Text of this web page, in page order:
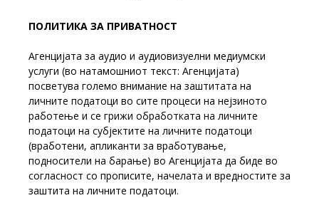
ПОЛИТИКА ЗА ПРИВАТНОСТ
Агенцијата за аудио и аудиовизуелни медиумски
услуги (во натамошниот текст: Агенцијата)
посветува големо внимание на заштитата на
личните податоци во сите процеси на нејзиното
работење и се грижи обработката на личните
податоци на субјектите на личните податоци
(вработени, апликанти за вработување,
подносители на барање) во Агенцијата да биде во
согласност со прописите, начелата и вредностите за
заштита на личните податоци.